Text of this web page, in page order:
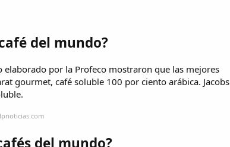
del mundo?
por la Profeco mostraron que las mejores
gourmet, café soluble 100 por ciento arábica. Jacobs
del mundo?